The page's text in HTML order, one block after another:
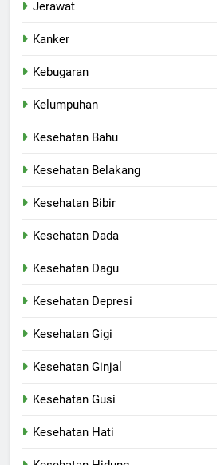
Jerawat
Kanker
Kebugaran
Kelumpuhan
Kesehatan Bahu
Kesehatan Belakang
Kesehatan Bibir
Kesehatan Dada
Kesehatan Dagu
Kesehatan Depresi
Kesehatan Gigi
Kesehatan Ginjal
Kesehatan Gusi
Kesehatan Hati